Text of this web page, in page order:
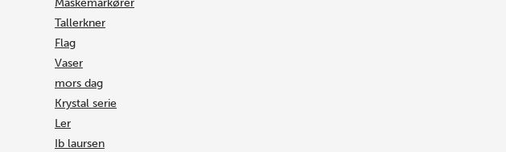
Maskemarkører
Tallerkner
Flag
Vaser
mors dag
Krystal serie
Ler
Ib laursen